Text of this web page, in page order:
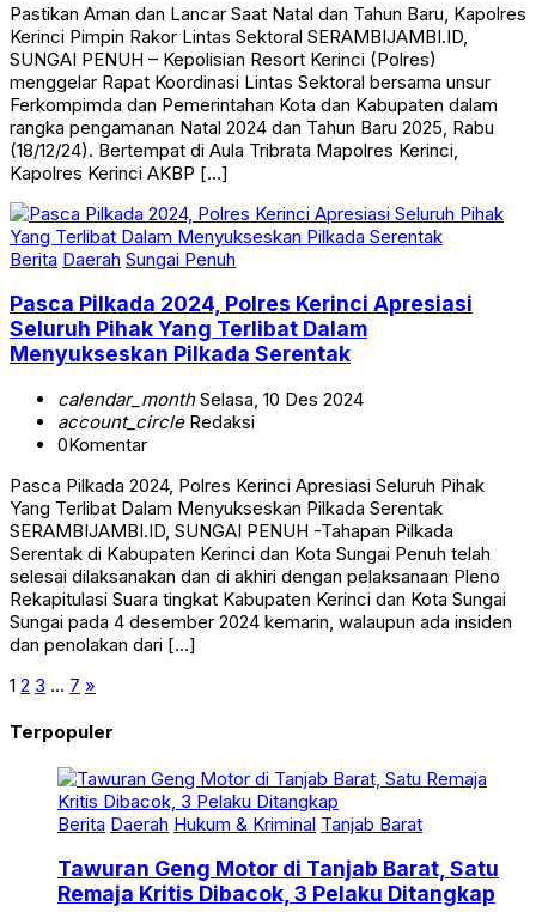
Pastikan Aman dan Lancar Saat Natal dan Tahun Baru, Kapolres
Kerinci Pimpin Rakor Lintas Sektoral SERAMBIJAMBI.ID,
SUNGAI PENUH – Kepolisian Resort Kerinci (Polres)
menggelar Rapat Koordinasi Lintas Sektoral bersama unsur
Ferkompimda dan Pemerintahan Kota dan Kabupaten dalam
rangka pengamanan Natal 2024 dan Tahun Baru 2025, Rabu
(18/12/24). Bertempat di Aula Tribrata Mapolres Kerinci,
Kapolres Kerinci AKBP […]
Berita Daerah Sungai Penuh
Pasca Pilkada 2024, Polres Kerinci Apresiasi
Seluruh Pihak Yang Terlibat Dalam
Menyukseskan Pilkada Serentak
calendar_monthSelasa, 10 Des 2024
account_circleRedaksi
0Komentar
Pasca Pilkada 2024, Polres Kerinci Apresiasi Seluruh Pihak
Yang Terlibat Dalam Menyukseskan Pilkada Serentak
SERAMBIJAMBI.ID, SUNGAI PENUH -Tahapan Pilkada
Serentak di Kabupaten Kerinci dan Kota Sungai Penuh telah
selesai dilaksanakan dan di akhiri dengan pelaksanaan Pleno
Rekapitulasi Suara tingkat Kabupaten Kerinci dan Kota Sungai
Sungai pada 4 desember 2024 kemarin, walaupun ada insiden
dan penolakan dari […]
1 2 3 … 7 »
Terpopuler
Berita Daerah Hukum & Kriminal Tanjab Barat
Tawuran Geng Motor di Tanjab Barat, Satu
Remaja Kritis Dibacok, 3 Pelaku Ditangkap